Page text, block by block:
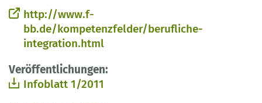
http://www.f-
bb.de/kompetenzfelder/berufliche-
integration.html
Veröffentlichungen:
Infoblatt 1/2011